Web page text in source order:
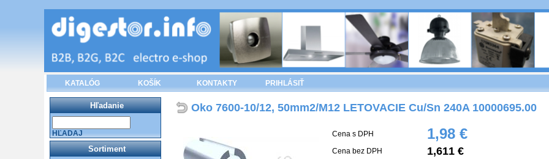
KATALÓG KOŠÍK KONTAKTY PRIHLÁSIŤ
Oko 7600-10/12, 50mm2/M12 LETOVACIE Cu/Sn 240A 10000695.00
Cena s DPH 1,98 €
Cena bez DPH 1,611 €
Hľadanie
HĽADAJ
Sortiment